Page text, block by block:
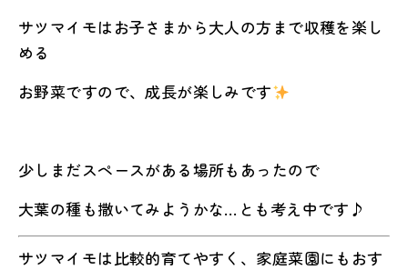
サツマイモはお子さまから大人の方まで収穫を楽し
める
お野菜ですので、成長が楽しみです
少しまだスペースがある場所もあったので
大葉の種も撒いてみようかな…とも考え中です♪
サツマイモは比較的育てやすく、家庭菜園にもおす